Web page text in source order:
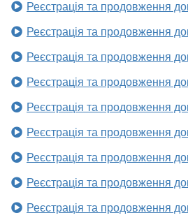
Реєстрація та продовження
Реєстрація та продовження
Реєстрація та продовження
Реєстрація та продовження
Реєстрація та продовження
Реєстрація та продовження
Реєстрація та продовження
Реєстрація та продовження
Реєстрація та продовження